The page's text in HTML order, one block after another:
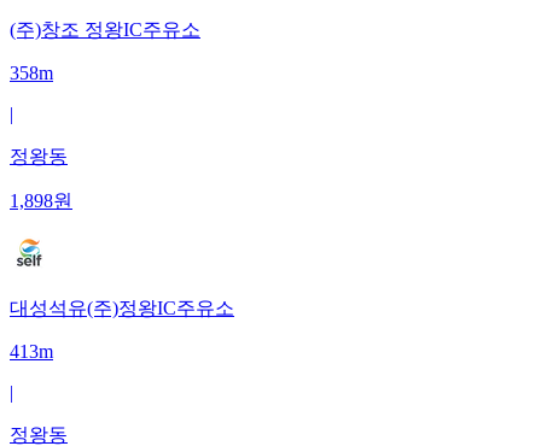
(주)창조 정왕IC주유소
358m
|
정왕동
1,898원
대성석유(주)정왕IC주유소
413m
|
정왕동